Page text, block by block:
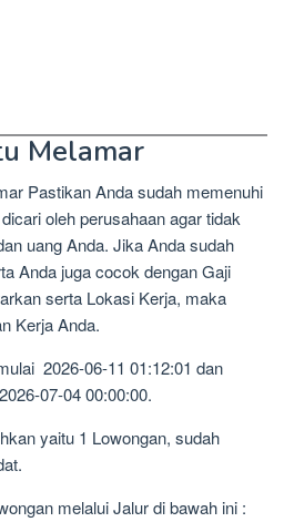
Melamar
Pastikan Anda sudah memenuhi
oleh perusahaan agar tidak
uang Anda. Jika Anda sudah
Anda juga cocok dengan Gaji
serta Lokasi Kerja, maka
Kerja Anda.
2026-06-11 01:12:01 dan
07-04 00:00:00.
yaitu 1 Lowongan, sudah
melalui Jalur di bawah ini :